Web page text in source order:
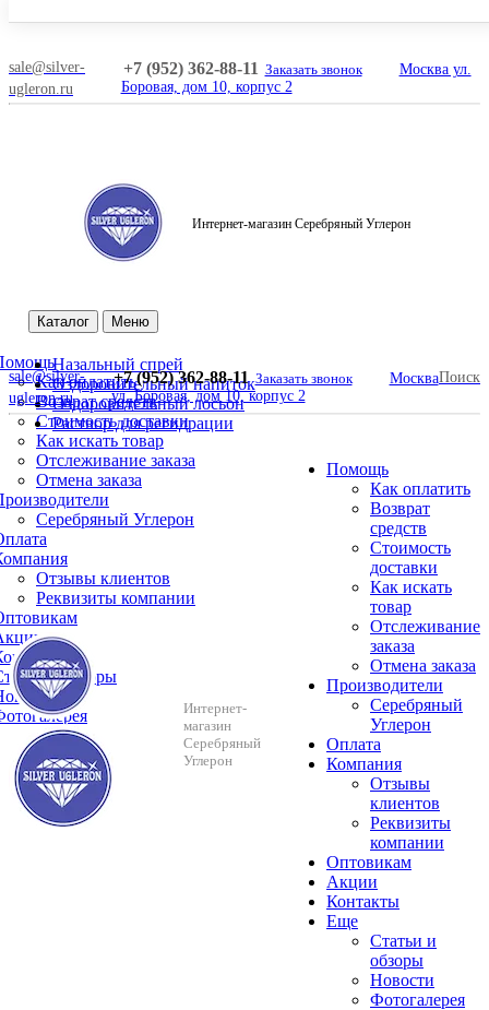
sale@silver-
ugleron.ru
+7 (952) 362-88-11 Заказать звонок
Москва ул.
Боровая, дом 10, корпус 2
Интернет-магазин Серебряный Углерон
Каталог Меню
Как оплатить
Возврат средств
Стоимость доставки
Как искать товар
Отслеживание заказа
Отмена заказа
Серебряный Углерон
Отзывы клиентов
Реквизиты компании
и обзоры
Назальный спрей
Оздоровительный напиток
Оздоровительный лосьон
Раствор для регидрации
sale@silver-
ugleron.ru
+7 (952) 362-88-11 Заказать звонок
Москва
ул. Боровая, дом 10, корпус 2
Поиск
Интернет-
магазин
Серебряный
Углерон
Помощь
Как оплатить
Возврат
средств
Стоимость
доставки
Как искать
товар
Отслеживание
заказа
Отмена заказа
Производители
Серебряный
Углерон
Оплата
Компания
Отзывы
клиентов
Реквизиты
компании
Оптовикам
Акции
Контакты
Еще
Cтатьи и
обзоры
Новости
Фотогалерея